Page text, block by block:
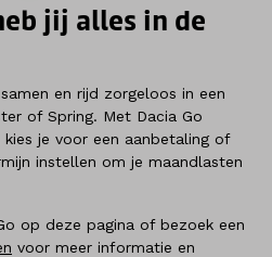
jij alles in de
en rijd zorgeloos in een
of Spring. Met Dacia Go
je voor een aanbetaling of
instellen om je maandlasten
op deze pagina of bezoek een
voor meer informatie en